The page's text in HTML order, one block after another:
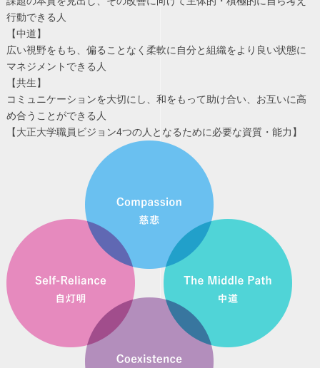
行動できる人
【中道】
広い視野をもち、偏ることなく柔軟に自分と組織をより良い状態に
マネジメントできる人
【共生】
コミュニケーションを大切にし、和をもって助け合い、お互いに高
め合うことができる人
【大正大学職員ビジョン4つの人となるために必要な資質・能力】